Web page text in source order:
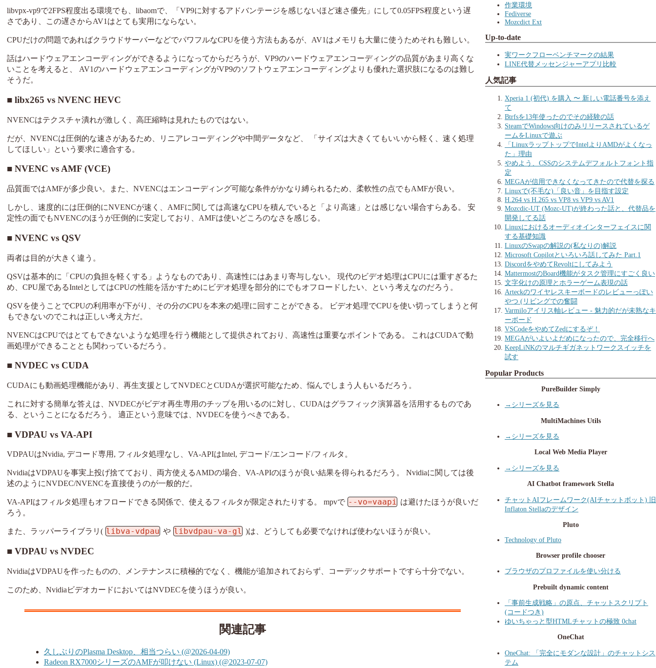
libvpx-vp9で2FPS程度出る環境でも、libaomで、「VP9に対するアドバンテージを感じないほど速さ優先」にして0.05FPS程度という遅
さであり、この遅さからAV1はとても実用にならない。
CPUだけの問題であればクラウドサーバーなどでパワフルなCPUを使う方法もあるが、AV1はメモリも大量に使うためそれも難しい。
話はハードウェアエンコーディングができるようになってからだろうが、VP9のハードウェアエンコーディングの品質があまり高くな
いことを考えると、 AV1のハードウェアエンコーディングがVP9のソフトウェアエンコーディングよりも優れた選択肢になるのは難し
そうだ。
libx265 vs NVENC HEVC
NVENCはテクスチャ潰れが激しく、高圧縮時は見れたものではない。
だが、NVENCは圧倒的な速さがあるため、リニアレコーディングや中間データなど、 「サイズは大きくてもいいから軽く、速く処理
してほしい」という要求に適合する。
NVENC vs AMF (VCE)
品質面ではAMFが多少良い。また、NVENCはエンコーディング可能な条件がかなり縛られるため、柔軟性の点でもAMFが良い。
しかし、速度的には圧倒的にNVENCが速く、AMFに関しては高速なCPUを積んでいると「より高速」とは感じない場合すらある。 安
定性の面でもNVENCのほうが圧倒的に安定しており、AMFは使いどころのなさを感じる。
NVENC vs QSV
両者は目的が大きく違う。
QSVは基本的に「CPUの負担を軽くする」ようなものであり、高速性にはあまり寄与しない。 現代のビデオ処理はCPUには重すぎるた
め、CPU屋であるIntelとしてはCPUの性能を活かすためにビデオ処理を部分的にでもオフロードしたい、という考えなのだろう。
QSVを使うことでCPUの利用率が下がり、その分のCPUを本来の処理に回すことができる。 ビデオ処理でCPUを使い切ってしまうと何
もできないのでこれは正しい考え方だ。
NVENCはCPUではとてもできないような処理を行う機能として提供されており、高速性は重要なポイントである。 これはCUDAで動
画処理ができることとも関わっているだろう。
NVDEC vs CUDA
CUDAにも動画処理機能があり、再生支援としてNVDECとCUDAが選択可能なため、悩んでしまう人もいるだろう。
これに対する簡単な答えは、NVDECがビデオ再生専用のチップを用いるのに対し、CUDAはグラフィック演算器を活用するものであ
る、ということになるだろう。 適正という意味では、NVDECを使うべきである。
VDPAU vs VA-API
VDPAUはNvidia, デコード専用, フィルタ処理なし、VA-APIはIntel, デコード/エンコード/フィルタ。
NvidiaはVDPAUを事実上投げ捨てており、両方使えるAMDの場合、VA-APIのほうが良い結果を得られるだろう。 Nvidiaに関しては後
述のようにNVDEC/NVENCを直接使うのが一般的だ。
VA-APIはフィルタ処理もオフロードできる関係で、使えるフィルタが限定されたりする。 mpvで --vo=vaapi は避けたほうが良いだ
ろう。
また、ラッパーライブラリ( libva-vdpau や libvdpau-va-gl )は、どうしても必要でなければ使わないほうが良い。
VDPAU vs NVDEC
NvidiaはVDPAUを作ったものの、メンテナンスに積極的でなく、機能が追加されておらず、コーデックサポートですら十分でない。
このため、NvidiaビデオカードにおいてはNVDECを使うほうが良い。
関連記事
久しぶりのPlasma Desktop、相当つらい (@2026-04-09)
Radeon RX7000シリーズのAMFが叩けない (Linux) (@2023-07-07)
作業環境
Fediverse
Mozcdict Ext
Up-to-date
実ワークフローベンチマークの結果
LINE代替メッセンジャーアプリ比較
人気記事
Xperia 1 (初代) を購入 〜 新しい電話番号を添え
て
Btrfsを13年使ったのでその経験の話
SteamでWindows向けのみリリースされているゲ
ームをLinuxで遊ぶ
「LinuxラップトップでIntelよりAMDがよくなっ
た」理由
やめよう、CSSのシステムデフォルトフォント指
定
MEGAが信用できなくなってきたので代替を探る
Linuxで(不毛な)「良い音」を目指す設定
H.264 vs H.265 vs VP8 vs VP9 vs AV1
Mozcdic-UT (Mozc-UT)が終わった話と、代替品を
開発してる話
Linuxにおけるオーディオインターフェイスに関
する基礎知識
LinuxのSwapの解説の(私なりの)解説
Microsoft Copilotといろいろ話してみた Part.1
DiscordをやめてRevoltにしてみよう
MattermostのBoard機能がタスク管理にすごく良い
文字化けの原理とホラーゲーム表現の話
Arteckのワイヤレスキーボードのレビューっぽい
やつ (リビングでの奮闘
Varmiloアイリス軸レビュー - 魅力的だが未熟なキ
ーボード
VSCodeをやめてZedにするぞ！
MEGAがいよいよだめになったので、完全移行へ
KeepLiNKのマルチギガネットワークスイッチを
試す
Popular Products
PureBuilder Simply
→シリーズを見る
MultiMachines Utils
→シリーズを見る
Local Web Media Player
→シリーズを見る
AI Chatbot framework Stella
チャットAIフレームワーク(AIチャットボット) 旧
Inflaton Stellaのデザイン
Pluto
Technology of Pluto
Browser profile chooser
ブラウザのプロファイルを使い分ける
Prebuilt dynamic content
「事前生成戦略」の原点、チャットスクリプト
(コードつき)
ゆいちゃっと型HTMLチャットの極致 0chat
OneChat
OneChat: 「完全にモダンな設計」のチャットシス
テム